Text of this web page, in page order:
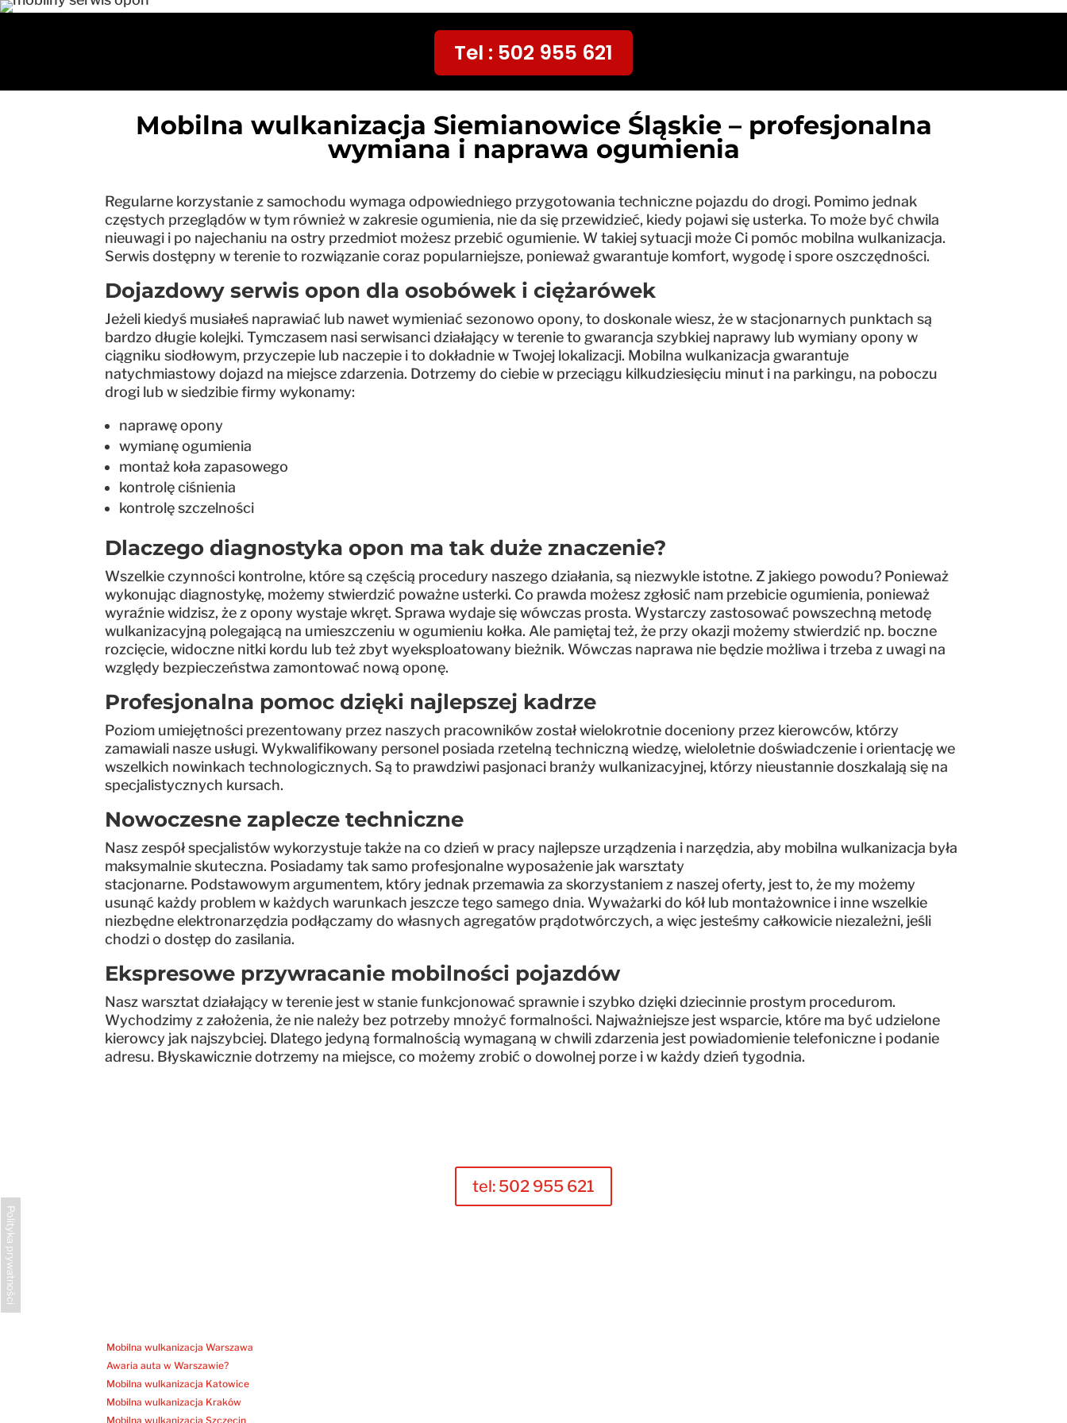
Tel : 502 955 621
Mobilna wulkanizacja Siemianowice Śląskie – profesjonalna
wymiana i naprawa ogumienia
Regularne korzystanie z samochodu wymaga odpowiedniego przygotowania techniczne pojazdu do drogi. Pomimo jednak
częstych przeglądów w tym również w zakresie ogumienia, nie da się przewidzieć, kiedy pojawi się usterka. To może być chwila
nieuwagi i po najechaniu na ostry przedmiot możesz przebić ogumienie. W takiej sytuacji może Ci pomóc mobilna wulkanizacja.
Serwis dostępny w terenie to rozwiązanie coraz popularniejsze, ponieważ gwarantuje komfort, wygodę i spore oszczędności.
Dojazdowy serwis opon dla osobówek i ciężarówek
Jeżeli kiedyś musiałeś naprawiać lub nawet wymieniać sezonowo opony, to doskonale wiesz, że w stacjonarnych punktach są
bardzo długie kolejki. Tymczasem nasi serwisanci działający w terenie to gwarancja szybkiej naprawy lub wymiany opony w
ciągniku siodłowym, przyczepie lub naczepie i to dokładnie w Twojej lokalizacji. Mobilna wulkanizacja gwarantuje
natychmiastowy dojazd na miejsce zdarzenia. Dotrzemy do ciebie w przeciągu kilkudziesięciu minut i na parkingu, na poboczu
drogi lub w siedzibie firmy wykonamy:
naprawę opony
wymianę ogumienia
montaż koła zapasowego
kontrolę ciśnienia
kontrolę szczelności
Dlaczego diagnostyka opon ma tak duże znaczenie?
Wszelkie czynności kontrolne, które są częścią procedury naszego działania, są niezwykle istotne. Z jakiego powodu? Ponieważ
wykonując diagnostykę, możemy stwierdzić poważne usterki. Co prawda możesz zgłosić nam przebicie ogumienia, ponieważ
wyraźnie widzisz, że z opony wystaje wkręt. Sprawa wydaje się wówczas prosta. Wystarczy zastosować powszechną metodę
wulkanizacyjną polegającą na umieszczeniu w ogumieniu kołka. Ale pamiętaj też, że przy okazji możemy stwierdzić np. boczne
rozcięcie, widoczne nitki kordu lub też zbyt wyeksploatowany bieżnik. Wówczas naprawa nie będzie możliwa i trzeba z uwagi na
względy bezpieczeństwa zamontować nową oponę.
Profesjonalna pomoc dzięki najlepszej kadrze
Poziom umiejętności prezentowany przez naszych pracowników został wielokrotnie doceniony przez kierowców, którzy
zamawiali nasze usługi. Wykwalifikowany personel posiada rzetelną techniczną wiedzę, wieloletnie doświadczenie i orientację we
wszelkich nowinkach technologicznych. Są to prawdziwi pasjonaci branży wulkanizacyjnej, którzy nieustannie doszkalają się na
specjalistycznych kursach.
Nowoczesne zaplecze techniczne
Nasz zespół specjalistów wykorzystuje także na co dzień w pracy najlepsze urządzenia i narzędzia, aby mobilna wulkanizacja była
maksymalnie skuteczna. Posiadamy tak samo profesjonalne wyposażenie jak warsztaty
stacjonarne. Podstawowym argumentem, który jednak przemawia za skorzystaniem z naszej oferty, jest to, że my możemy
usunąć każdy problem w każdych warunkach jeszcze tego samego dnia. Wyważarki do kół lub montażownice i inne wszelkie
niezbędne elektronarzędzia podłączamy do własnych agregatów prądotwórczych, a więc jesteśmy całkowicie niezależni, jeśli
chodzi o dostęp do zasilania.
Ekspresowe przywracanie mobilności pojazdów
Nasz warsztat działający w terenie jest w stanie funkcjonować sprawnie i szybko dzięki dziecinnie prostym procedurom.
Wychodzimy z założenia, że nie należy bez potrzeby mnożyć formalności. Najważniejsze jest wsparcie, które ma być udzielone
kierowcy jak najszybciej. Dlatego jedyną formalnością wymaganą w chwili zdarzenia jest powiadomienie telefoniczne i podanie
adresu. Błyskawicznie dotrzemy na miejsce, co możemy zrobić o dowolnej porze i w każdy dzień tygodnia.
tel: 502 955 621
Mobilna wulkanizacja Warszawa
Awaria auta w Warszawie?
Mobilna wulkanizacja Katowice
Mobilna wulkanizacja Kraków
Mobilna wulkanizacja Szczecin
Polityka prywatności